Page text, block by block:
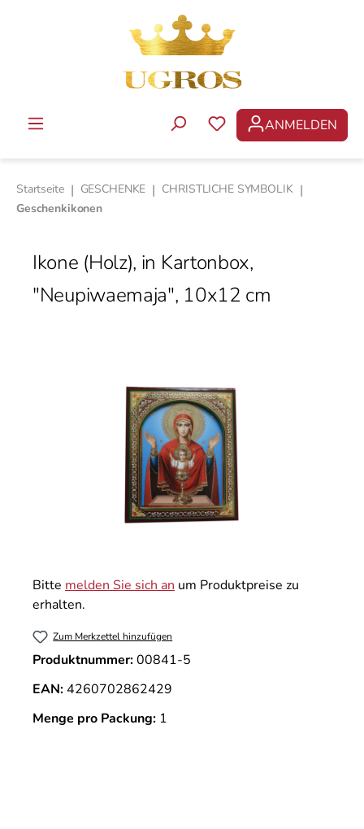
DU HAST 0
ANMELDEN
Startseite | GESCHENKE | CHRISTLICHE SYMBOLIK |
Geschenkikonen
Ikone (Holz), in Kartonbox,
"Neupiwaemaja", 10x12 cm
Bitte melden Sie sich an um Produktpreise zu
erhalten.
Zum Merkzettel hinzufügen
Produktnummer:00841-5
EAN:4260702862429
Menge pro Packung: 1